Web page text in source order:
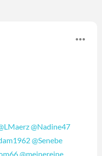
@Nadine47
@Senebe
@meinereine